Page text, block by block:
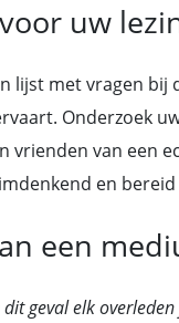
uw
lijst met vragen
Onderzoek
vrienden van een
en
een
geval elk